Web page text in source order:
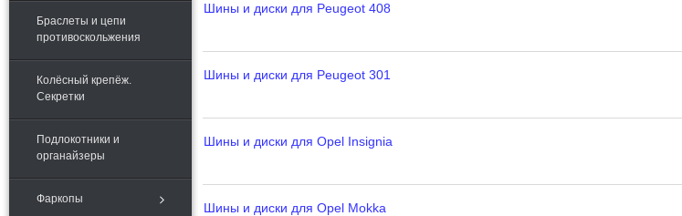
Браслеты и цепи
противоскольжения
Колёсный крепёж.
Секретки
Подлокотники и
органайзеры
Фаркопы
Шины и диски для Peugeot 408
Шины и диски для Peugeot 301
Шины и диски для Opel Insignia
Шины и диски для Opel Mokka